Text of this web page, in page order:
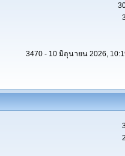
3470 - 10 มิถุนายน 2026,